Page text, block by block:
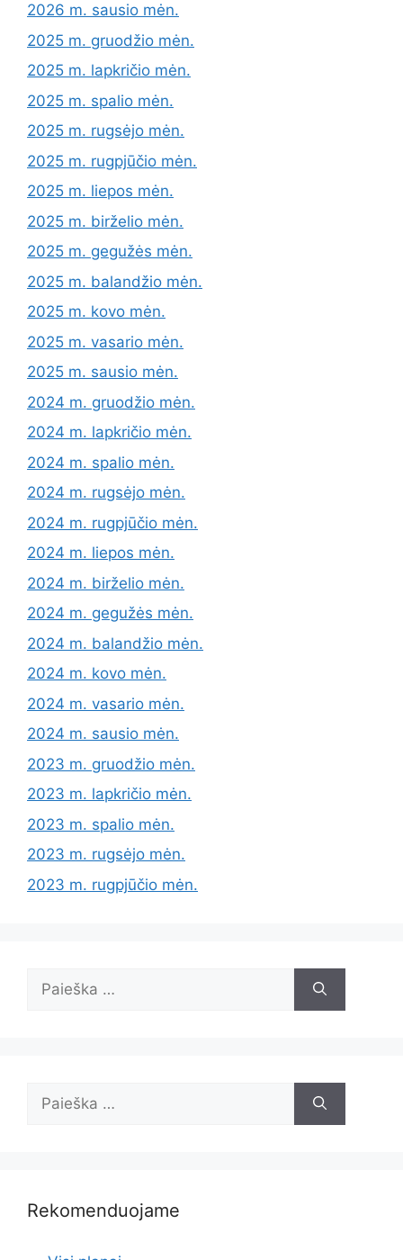
2026 m. sausio mėn.
2025 m. gruodžio mėn.
2025 m. lapkričio mėn.
2025 m. spalio mėn.
2025 m. rugsėjo mėn.
2025 m. rugpjūčio mėn.
2025 m. liepos mėn.
2025 m. birželio mėn.
2025 m. gegužės mėn.
2025 m. balandžio mėn.
2025 m. kovo mėn.
2025 m. vasario mėn.
2025 m. sausio mėn.
2024 m. gruodžio mėn.
2024 m. lapkričio mėn.
2024 m. spalio mėn.
2024 m. rugsėjo mėn.
2024 m. rugpjūčio mėn.
2024 m. liepos mėn.
2024 m. birželio mėn.
2024 m. gegužės mėn.
2024 m. balandžio mėn.
2024 m. kovo mėn.
2024 m. vasario mėn.
2024 m. sausio mėn.
2023 m. gruodžio mėn.
2023 m. lapkričio mėn.
2023 m. spalio mėn.
2023 m. rugsėjo mėn.
2023 m. rugpjūčio mėn.
Rekomenduojame